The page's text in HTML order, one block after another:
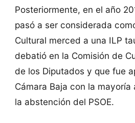
Posteriormente, en el año
pasó a ser considerada
Cultural merced a una ILP
debatió en la Comisión de
de los Diputados y que fue
Cámara Baja con la mayoría
la abstención del PSOE.